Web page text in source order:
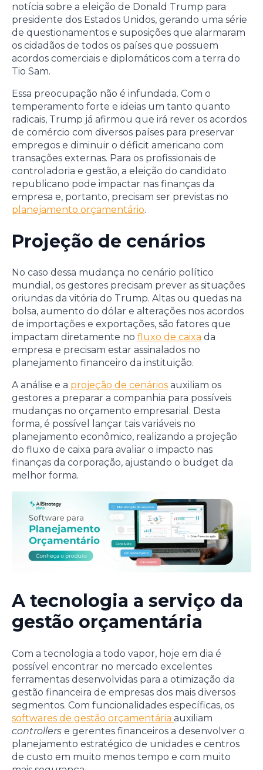
notícia sobre a eleição de Donald Trump para
presidente dos Estados Unidos, gerando uma série
de questionamentos e suposições que alarmaram
os cidadãos de todos os países que possuem
acordos comerciais e diplomáticos com a terra do
Tio Sam.
Essa preocupação não é infundada. Com o
temperamento forte e ideias um tanto quanto
radicais, Trump já afirmou que irá rever os acordos
de comércio com diversos países para preservar
empregos e diminuir o déficit americano com
transações externas. Para os profissionais de
controladoria e gestão, a eleição do candidato
republicano pode impactar nas finanças da
empresa e, portanto, precisam ser previstas no
planejamento orçamentário.
Projeção de cenários
No caso dessa mudança no cenário político
mundial, os gestores precisam prever as situações
oriundas da vitória do Trump. Altas ou quedas na
bolsa, aumento do dólar e alterações nos acordos
de importações e exportações, são fatores que
impactam diretamente no fluxo de caixa da
empresa e precisam estar assinalados no
planejamento financeiro da instituição.
A análise e a projeção de cenários auxiliam os
gestores a preparar a companhia para possíveis
mudanças no orçamento empresarial. Desta
forma, é possível lançar tais variáveis no
planejamento econômico, realizando a projeção
do fluxo de caixa para avaliar o impacto nas
finanças da corporação, ajustando o budget da
melhor forma.
A tecnologia a serviço da
gestão orçamentária
Com a tecnologia a todo vapor, hoje em dia é
possível encontrar no mercado excelentes
ferramentas desenvolvidas para a otimização da
gestão financeira de empresas dos mais diversos
segmentos. Com funcionalidades específicas, os
softwares de gestão orçamentária auxiliam
controllers e gerentes financeiros a desenvolver o
planejamento estratégico de unidades e centros
de custo em muito menos tempo e com muito